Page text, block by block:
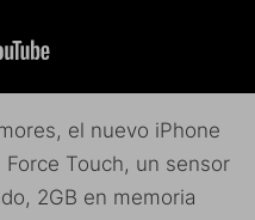
el nuevo iPhone
Touch, un sensor
2GB en memoria